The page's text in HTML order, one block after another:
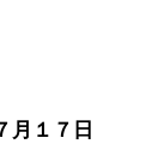
月１７日